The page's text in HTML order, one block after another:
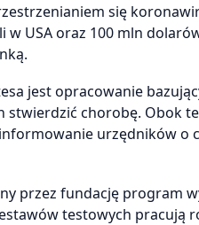
się
USA oraz 100 mln
jest opracowanie
chorobę. Obok
urzędników o
przez fundację program
testowych pracują